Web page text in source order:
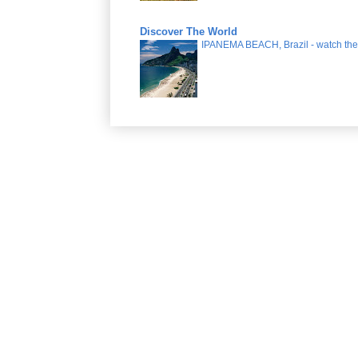
Discover The World
IPANEMA BEACH, Brazil - watch